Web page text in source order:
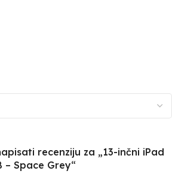
recenziju za „13-inčni iPad
– Space Grey“